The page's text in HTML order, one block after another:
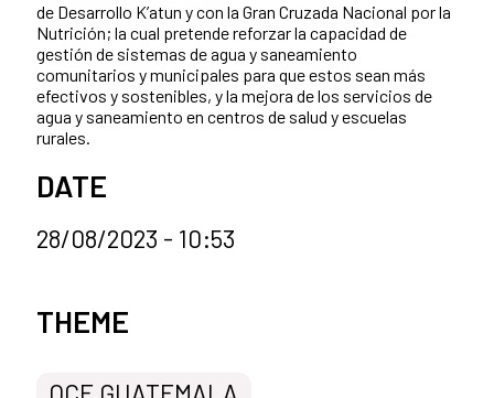
de Desarrollo K’atun y con la Gran Cruzada Nacional por la
Nutrición; la cual pretende reforzar la capacidad de
gestión de sistemas de agua y saneamiento
comunitarios y municipales para que estos sean más
efectivos y sostenibles, y la mejora de los servicios de
agua y saneamiento en centros de salud y escuelas
rurales.
DATE
28/08/2023 - 10:53
News categories
THEME